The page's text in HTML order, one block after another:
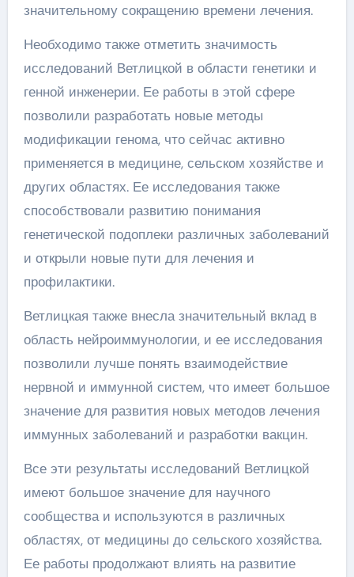
значительному сокращению времени лечения.
Необходимо также отметить значимость
исследований Ветлицкой в области генетики и
генной инженерии. Ее работы в этой сфере
позволили разработать новые методы
модификации генома, что сейчас активно
применяется в медицине, сельском хозяйстве и
других областях. Ее исследования также
способствовали развитию понимания
генетической подоплеки различных заболеваний
и открыли новые пути для лечения и
профилактики.
Ветлицкая также внесла значительный вклад в
область нейроиммунологии, и ее исследования
позволили лучше понять взаимодействие
нервной и иммунной систем, что имеет большое
значение для развития новых методов лечения
иммунных заболеваний и разработки вакцин.
Все эти результаты исследований Ветлицкой
имеют большое значение для научного
сообщества и используются в различных
областях, от медицины до сельского хозяйства.
Ее работы продолжают влиять на развитие